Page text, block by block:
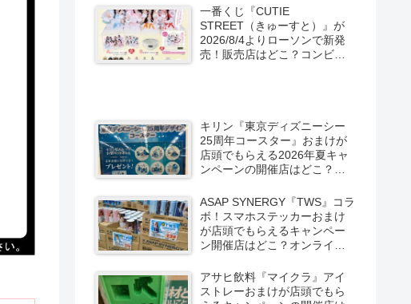
ニュー・デイが2026/8/7より
ローソン、ファミマなどで新
発売！
一番くじ『CUTIE
STREET（きゅーすと）』が
2026/8/4よりローソンで新発
売！販売店はどこ？コンビニ
キリン『東京ディズニーシー
25周年コースター』おまけが
店頭でもらえる2026年夏キャ
ンペーンの開催店はどこ？全6
ド、チップとデールなども！
ASAP SYNERGY『TWS』コラ
ボ！スマホステッカーおまけ
が店頭でもらえるキャンペー
ン開催店はどこ？オンライン
などで新発売！
アサヒ飲料『マイクラ』アイ
ストレーおまけが店頭でもら